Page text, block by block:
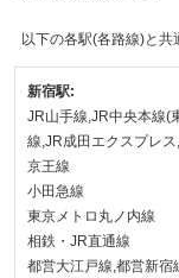
以下の各駅(各路線)と
新宿駅:
JR山手線,JR中央本線(
線,JR成田エクスプレ
京王線
小田急線
東京メトロ丸ノ内線
相鉄・JR直通線
都営大江戸線,都営新宿